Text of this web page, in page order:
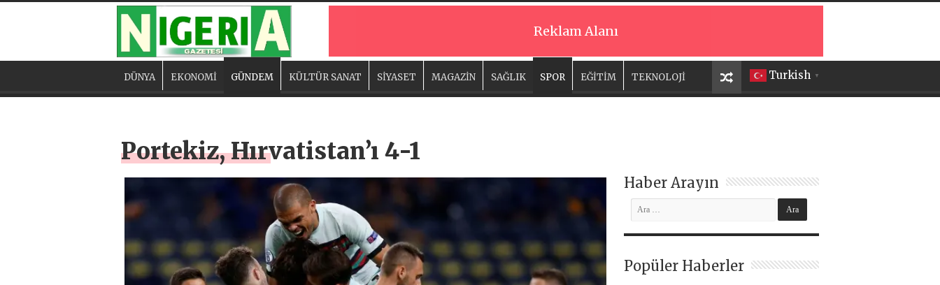
Reklam Alanı
Turkish ▼
DÜNYA EKONOMİ GÜNDEM KÜLTÜR SANAT SİYASET MAGAZİN SAĞLIK SPOR EĞİTİM TEKNOLOJİ
Portekiz, Hırvatistan’ı 4-1
Haber Arayın
Popüler Haberler